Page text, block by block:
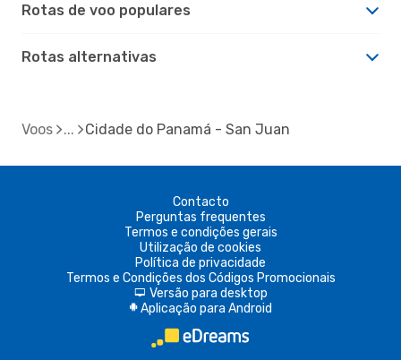
Rotas de voo populares
Rotas alternativas
Voos Cidade do Panamá - San Juan
Contacto
Perguntas frequentes
Termos e condições gerais
Utilização de cookies
Política de privacidade
Termos e Condições dos Códigos Promocionais
d Versão para desktop
A Aplicação para Android